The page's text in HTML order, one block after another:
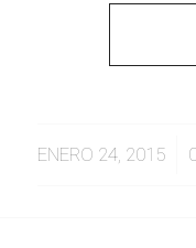
ENERO 24, 2015
/